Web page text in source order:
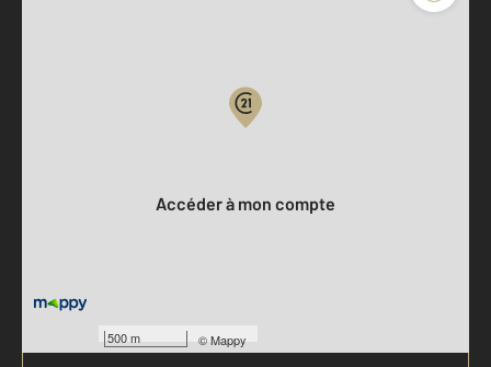
500 m ©Mappy
Accéder à mon compte